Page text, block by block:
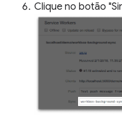
Clique no botão